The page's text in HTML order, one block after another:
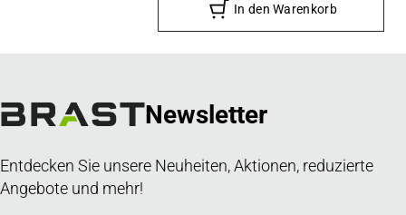
In den Warenkorb
Newsletter
Entdecken Sie unsere Neuheiten, Aktionen, reduzierte
Angebote und mehr!